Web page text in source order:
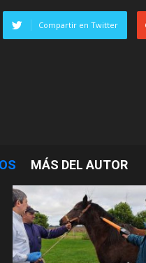
Compartir en Twitter
MÁS DEL AUTOR